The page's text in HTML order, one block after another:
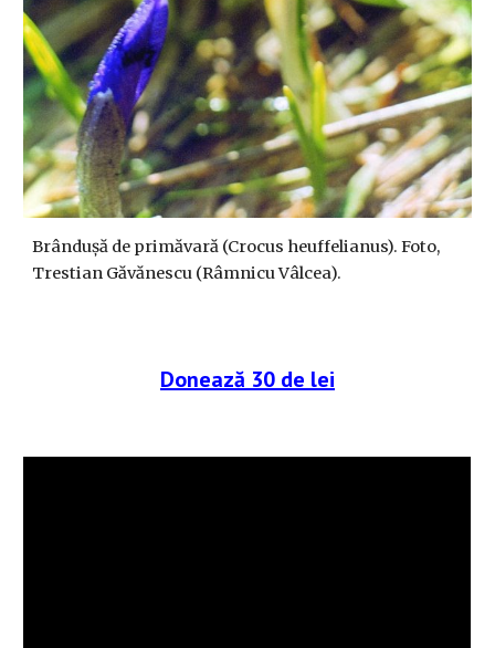
Brândușă de primăvară (Crocus heuffelianus). Foto,
Trestian Găvănescu (Râmnicu Vâlcea).
Donează 30 de lei